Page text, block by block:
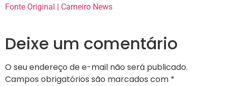
Fonte Original | Carneiro News
Deixe um comentário
O seu endereço de e-mail não será publicado.
Campos obrigatórios são marcados com *